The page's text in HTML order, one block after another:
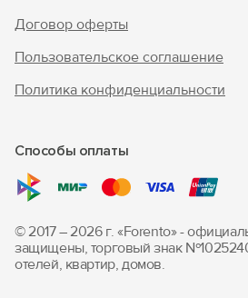
Договор оферты
Пользовательское соглашение
Политика конфиденциальности
Способы оплаты
© 2017 – 2026 г. «Forento» -
защищены, торговый знак
отелей, квартир, домов.